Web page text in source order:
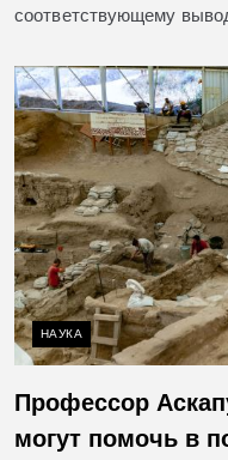
соответствующему
НАУКА
Профессор
могут помочь в